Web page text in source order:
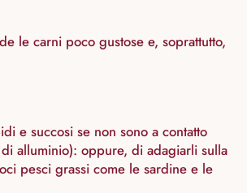
le carni poco gustose e, soprattutto,
e succosi se non sono a contatto
alluminio): oppure, di adagiarli sulla
pesci grassi come le sardine e le